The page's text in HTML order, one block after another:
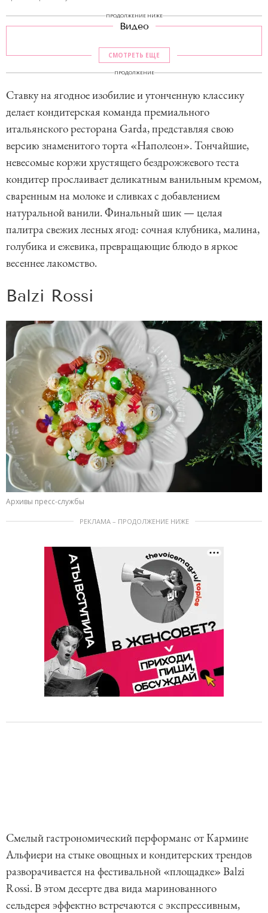
ПРОДОЛЖЕНИЕ НИЖЕ
Видео
СМОТРЕТЬ ЕЩЕ
ПРОДОЛЖЕНИЕ
Ставку на ягодное изобилие и утонченную классику
делает кондитерская команда премиального
итальянского ресторана Garda, представляя свою
версию знаменитого торта «Наполеон». Тончайшие,
невесомые коржи хрустящего бездрожжевого теста
кондитер прослаивает деликатным ванильным кремом,
сваренным на молоке и сливках с добавлением
натуральной ванили. Финальный шик — целая
палитра свежих лесных ягод: сочная клубника, малина,
голубика и ежевика, превращающие блюдо в яркое
весеннее лакомство.
Balzi Rossi
Архивы пресс-службы
РЕКЛАМА – ПРОДОЛЖЕНИЕ НИЖЕ
Смелый гастрономический перформанс от Кармине
Альфиери на стыке овощных и кондитерских трендов
разворачивается на фестивальной «площадке» Balzi
Rossi. В этом десерте два вида маринованного
сельдерея эффектно встречаются с экспрессивным,